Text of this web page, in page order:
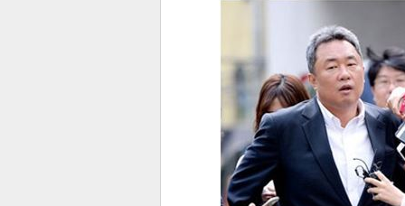
최신 뉴스 연예 스